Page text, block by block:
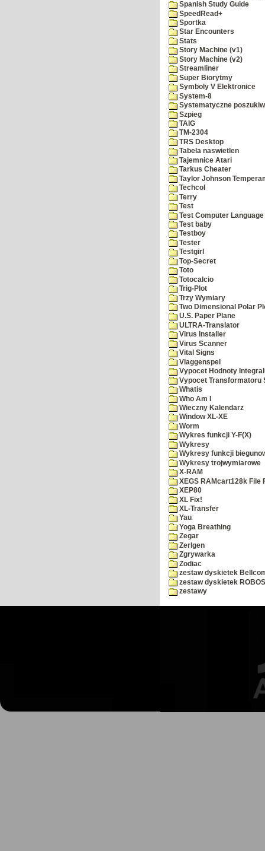
Spanish Study Guide
SpeedRead+
Sportka
Star Encounters
Stats
Story Machine (v1)
Story Machine (v2)
Streamliner
Super Biorytmy
Symboly V Elektronice
System-8
Systematyczne
Szpieg
TAIG
TM-2304
TRS Desktop
Tabela naswietlen
Tajemnice Atari
Tarkus Cheater
Taylor Johnson
Techcol
Terry
Test
Test Computer Language
Test baby
Testboy
Tester
Testgirl
Top-Secret
Toto
Totocalcio
Trig-Plot
Trzy Wymiary
Two Dimensional Polar
U.S. Paper Plane
ULTRA-Translator
Virus Installer
Virus Scanner
Vital Signs
Vlaggenspel
Vypocet Hodnoty
Vypocet Transformatoru
Whatis
Who Am I
Wieczny Kalendarz
Window XL-XE
Worm
Wykres funkcji Y-F(X)
Wykresy
Wykresy funkcji
Wykresy trojwymiarowe
X-RAM
XEGS RAMcart128k File
XEP80
XL Fix!
XL-Transfer
Yau
Yoga Breathing
Zegar
Zerlgen
Zgrywarka
Zodiac
zestaw dyskietek
zestaw dyskietek
zestawy